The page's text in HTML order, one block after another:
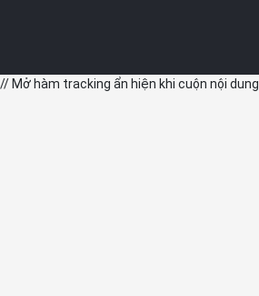
// Mở hàm tracking ẩn hiện khi cuộn nội dung.